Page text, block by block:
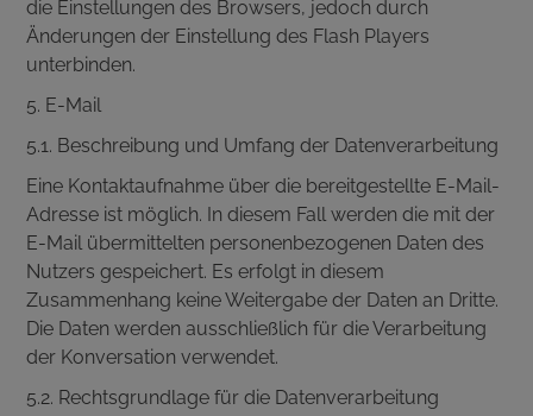
die Einstellungen des Browsers, jedoch durch
Änderungen der Einstellung des Flash Players
unterbinden.
5. E-Mail
5.1. Beschreibung und Umfang der Datenverarbeitung
Eine Kontaktaufnahme über die bereitgestellte E-Mail-
Adresse ist möglich. In diesem Fall werden die mit der
E-Mail übermittelten personenbezogenen Daten des
Nutzers gespeichert. Es erfolgt in diesem
Zusammenhang keine Weitergabe der Daten an Dritte.
Die Daten werden ausschließlich für die Verarbeitung
der Konversation verwendet.
5.2. Rechtsgrundlage für die Datenverarbeitung